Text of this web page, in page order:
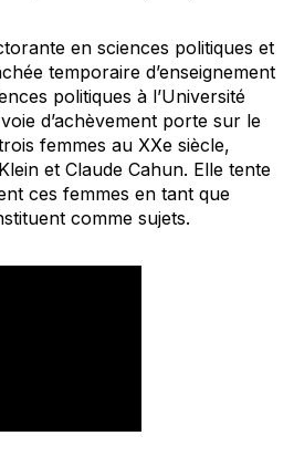
en sciences politiques et
temporaire d’enseignement
politiques à l’Université
d’achèvement porte sur le
femmes au XXe siècle,
et Claude Cahun. Elle tente
ces femmes en tant que
comme sujets.